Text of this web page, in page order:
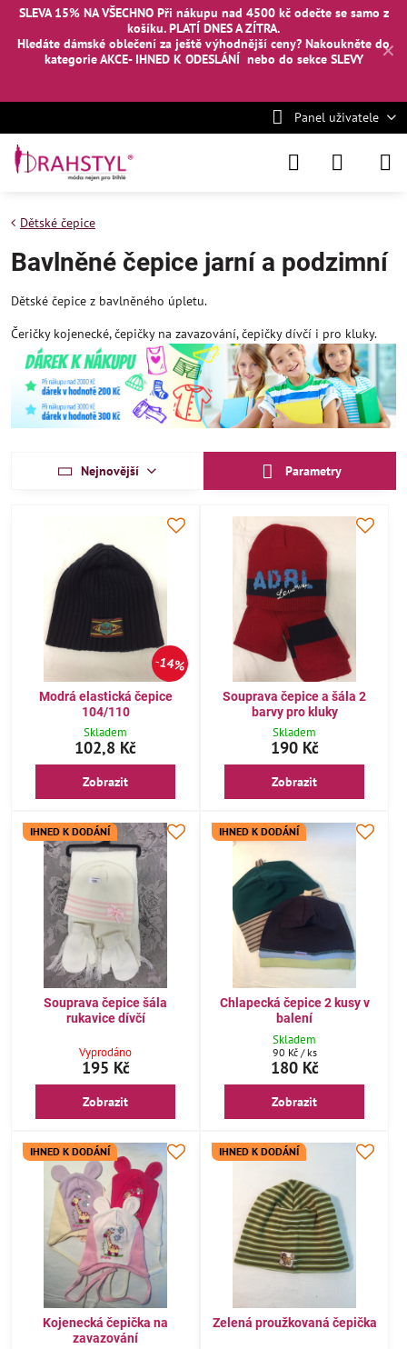
✕
SLEVA 15% NA VŠECHNO Při nákupu nad 4500 kč odečte se samo z
košíku. PLATÍ DNES A ZÍTRA.
Hledáte dámské oblečení za ještě výhodnější ceny? Nakoukněte do
kategorie AKCE- IHNED K ODESLÁNÍ nebo do sekce SLEVY
Panel uživatele
Dětské čepice
Bavlněné čepice jarní a podzimní
Dětské čepice z bavlněného úpletu.
Čeričky kojenecké, čepičky na zavazování, čepičky dívčí i pro kluky.
Nejnovější Parametry
14%
Modrá elastická čepice
104/110
Skladem
102,8 Kč
Zobrazit
Souprava čepice a šála 2
barvy pro kluky
Skladem
190 Kč
Zobrazit
IHNED K DODÁNÍ
Souprava čepice šála
rukavice dívčí
Vyprodáno
195 Kč
Zobrazit
IHNED K DODÁNÍ
Chlapecká čepice 2 kusy v
balení
Skladem
180 Kč
90 Kč / ks
Zobrazit
IHNED K DODÁNÍ
Kojenecká čepička na
zavazování
IHNED K DODÁNÍ
Zelená proužkovaná čepička